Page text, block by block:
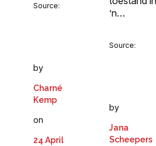
Source:
by
Charné
Kemp
on
24 April
’n…
Source:
by
Jana
Scheepers